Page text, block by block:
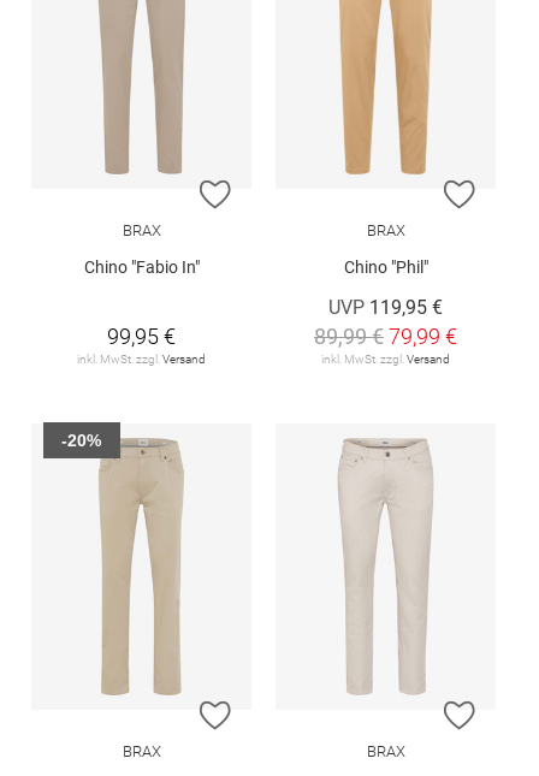
ZUR WUNSCHLISTE HINZUFÜGEN
BRAX
Chino "Fabio In"
99,95 €
inkl. MwSt. zzgl. Versand
ZUR
BRAX
Chino "Phil"
UVP 119,95 €
89,99 €79,99 €
inkl. MwSt. zzgl. Versand
ZUR WUNSCHLISTE HINZUFÜGEN
BRAX
-20%
ZUR
BRAX